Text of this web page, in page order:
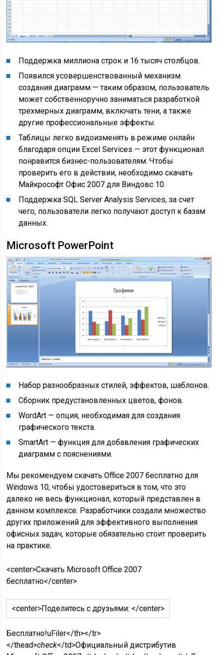
Поддержка миллиона строк и 16 тысяч столбцов.
Появился усовершенствованный механизм
создания диаграмм — таким образом, пользователь
может собственноручно заниматься разработкой
трехмерных диаграмм, включать тени, а также
другие профессиональные эффекты.
Таблицы легко видоизменять в режиме онлайн
благодаря опции Excel Services — этот функционал
понравится бизнес-пользователям. Чтобы
проверить его в действии, необходимо скачать
Майкрософт Офис 2007 для Виндовс 10.
Поддержка SQL Server Analysis Services, за счет
чего, пользователи легко получают доступ к базам
данных.
Microsoft PowerPoint
Набор разнообразных стилей, эффектов, шаблонов.
Сборник предустановленных цветов, фонов.
WordArt — опция, необходимая для создания
графического текста.
SmartArt — функция для добавления графических
диаграмм с пояснениями.
Мы рекомендуем скачать Office 2007 бесплатно для
Windows 10, чтобы удостовериться в том, что это
далеко не весь функционал, который представлен в
данном комплексе. Разработчики создали множество
других приложений для эффективного выполнения
офисных задач, которые обязательно стоит проверить
на практике.
<center>Скачать Microsoft Office 2007
бесплатно</center>
<center>Поделитесь с друзьями: </center>
Бесплатно!uFiler</th></tr>
</thead>check</td>Официальный дистрибутив